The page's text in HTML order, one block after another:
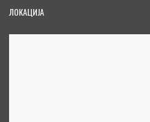
ЛОКАЦИЈА